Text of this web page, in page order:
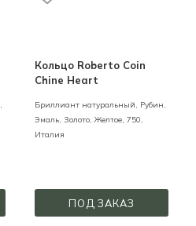
Кольцо Roberto Coin
Chine Heart
Бриллиант натуральный, Рубин,
Эмаль, Золото, Желтое, 750,
Италия
ПОД ЗАКАЗ